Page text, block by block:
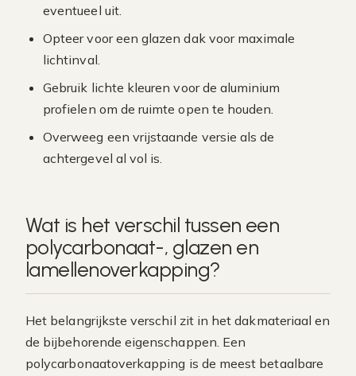
eventueel uit.
Opteer voor een glazen dak voor maximale
lichtinval.
Gebruik lichte kleuren voor de aluminium
profielen om de ruimte open te houden.
Overweeg een vrijstaande versie als de
achtergevel al vol is.
Wat is het verschil tussen een
polycarbonaat-, glazen en
lamellenoverkapping?
Het belangrijkste verschil zit in het dakmateriaal en
de bijbehorende eigenschappen. Een
polycarbonaatoverkapping is de meest betaalbare